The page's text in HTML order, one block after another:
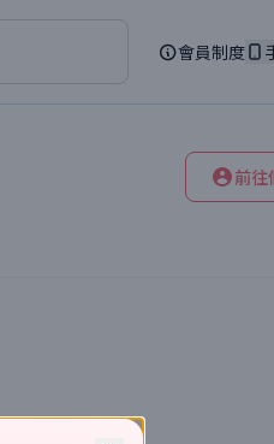
會員制度
前往